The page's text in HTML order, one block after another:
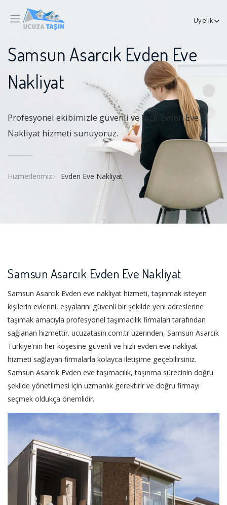
Üyelik
Samsun Asarcık Evden Eve
Nakliyat
Profesyonel ekibimizle güvenli ve hızlı Evden Eve
Nakliyat hizmeti sunuyoruz.
Hizmetlerimiz Evden Eve Nakliyat
Samsun Asarcık Evden Eve Nakliyat
Samsun Asarcık Evden eve nakliyat hizmeti, taşınmak isteyen
kişilerin evlerini, eşyalarını güvenli bir şekilde yeni adreslerine
taşımak amacıyla profesyonel taşımacılık firmaları tarafından
sağlanan hizmettir. ucuzatasin.com.tr üzerinden, Samsun Asarcık
Türkiye'nin her köşesine güvenli ve hızlı evden eve nakliyat
hizmeti sağlayan firmalarla kolayca iletişime geçebilirsiniz.
Samsun Asarcık Evden eve taşımacılık, taşınma sürecinin doğru
şekilde yönetilmesi için uzmanlık gerektirir ve doğru firmayı
seçmek oldukça önemlidir.